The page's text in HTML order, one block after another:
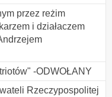
przez reżim
i działaczem
-ODWOŁANY
Rzeczypospolitej